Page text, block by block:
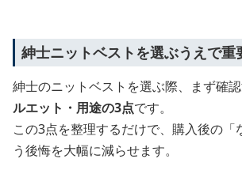
紳士ニットベストを選ぶうえで重
紳士のニットベストを選ぶ際、まず確
ルエット・用途の3点です。
この3点を整理するだけで、購入後の「
う後悔を大幅に減らせます。